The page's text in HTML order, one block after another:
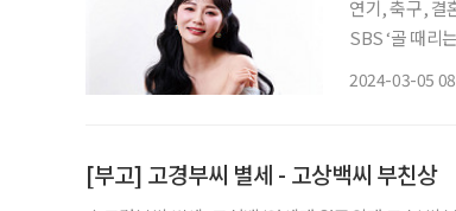
연기, 축구, 결
SBS ‘골 때리
2024-03-05
[부고] 고경부씨 별세 - 고상백씨 부친상